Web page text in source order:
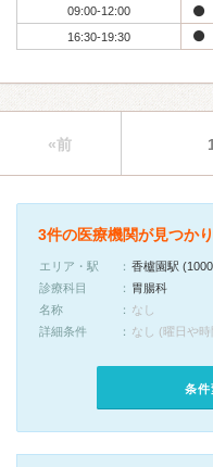
09:00-12:00
16:30-19:30
«前
3件の医療機関が見つか
エリア・駅
香櫨園駅
診療科目
胃腸科
名称
なし
詳細条件
なし (曜日や
条件